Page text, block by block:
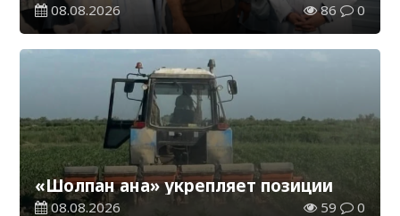
08.08.2026 86 0
«Шолпан ана» укрепляет позиции
08.08.2026 59 0